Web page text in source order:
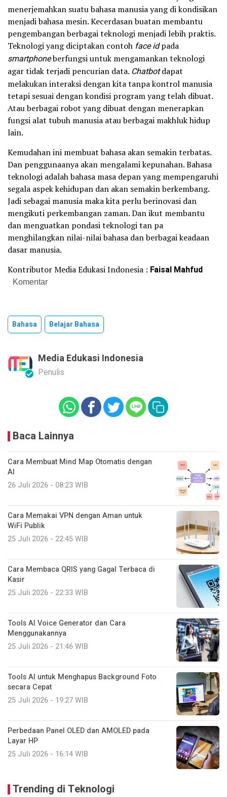
menerjemahkan suatu bahasa manusia yang di kondisikan
menjadi bahasa mesin. Kecerdasan buatan membantu
pengembangan berbagai teknologi menjadi lebih praktis.
Teknologi yang diciptakan contoh face idpada
smartphoneberfungsi untuk mengamankan teknologi
agar tidak terjadi pencurian data. Chatbotdapat
melakukan interaksi dengan kita tanpa kontrol manusia
tetapi sesuai dengan kondisi program yang telah dibuat.
Atau berbagai robot yang dibuat dengan menerapkan
fungsi alat tubuh manusia atau berbagai makhluk hidup
lain.
Kemudahan ini membuat bahasa akan semakin terbatas.
Dan penggunaanya akan mengalami kepunahan. Bahasa
teknologi adalah bahasa masa depan yang mempengaruhi
segala aspek kehidupan dan akan semakin berkembang.
Jadi sebagai manusia maka kita perlu berinovasi dan
mengikuti perkembangan zaman. Dan ikut membantu
dan menguatkan pondasi teknologi tan pa
menghilangkan nilai-nilai bahasa dan berbagai keadaan
dasar manusia.
Kontributor Media Edukasi Indonesia : Faisal Mahfud
Komentar
Bahasa Belajar Bahasa
Media Edukasi Indonesia
Penulis
Baca Lainnya
Cara Membuat Mind Map Otomatis dengan
AI
26 Juli 2026 - 08:23 WIB
Cara Memakai VPN dengan Aman untuk
WiFi Publik
25 Juli 2026 - 22:45 WIB
Cara Membaca QRIS yang Gagal Terbaca di
Kasir
25 Juli 2026 - 22:33 WIB
Tools AI Voice Generator dan Cara
Menggunakannya
25 Juli 2026 - 21:46 WIB
Tools AI untuk Menghapus Background Foto
secara Cepat
25 Juli 2026 - 19:27 WIB
Perbedaan Panel OLED dan AMOLED pada
Layar HP
25 Juli 2026 - 16:14 WIB
Trending di Teknologi